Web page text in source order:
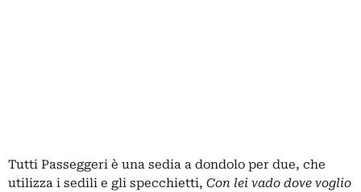
Tutti Passeggeri è una sedia a dondolo per due, che
utilizza i sedili e gli specchietti, Con lei vado dove voglio